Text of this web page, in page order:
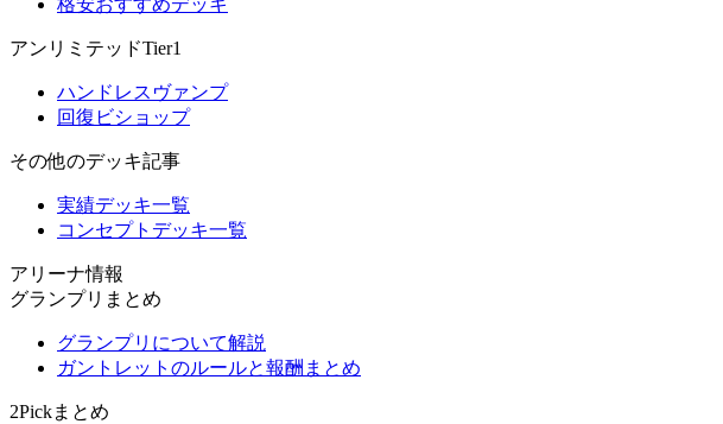
格安おすすめデッキ
アンリミテッドTier1
ハンドレスヴァンプ
回復ビショップ
その他のデッキ記事
実績デッキ一覧
コンセプトデッキ一覧
アリーナ情報
グランプリまとめ
グランプリについて解説
ガントレットのルールと報酬まとめ
2Pickまとめ